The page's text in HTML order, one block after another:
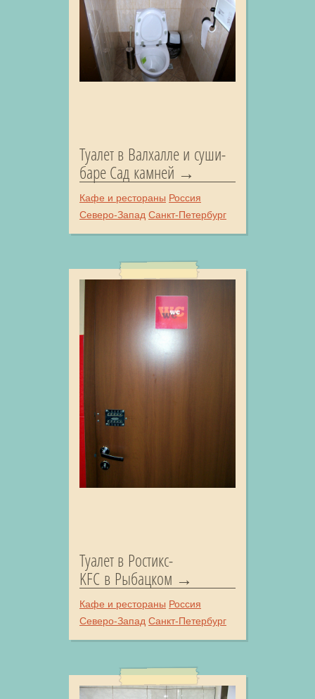
Туалет в Валхалле и суши-
баре Сад камней
Кафе и рестораны Россия
Северо-Запад Санкт-Петербург
Туалет в Ростикс-
KFC в Рыбацком
Кафе и рестораны Россия
Северо-Запад Санкт-Петербург